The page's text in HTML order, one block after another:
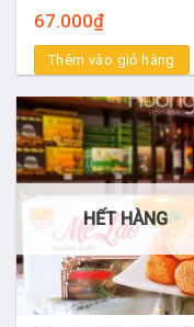
67.000₫
Thêm vào giỏ hàng
HẾT HÀNG